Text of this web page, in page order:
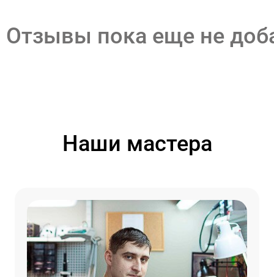
Отзывы пока еще не
Наши мастера